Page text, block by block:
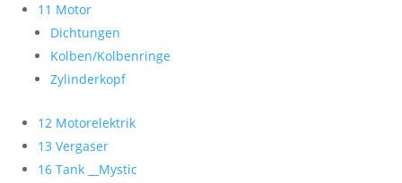
11 Motor
Dichtungen
Kolben/Kolbenringe
Zylinderkopf
12 Motorelektrik
13 Vergaser
16 Tank __Mystic